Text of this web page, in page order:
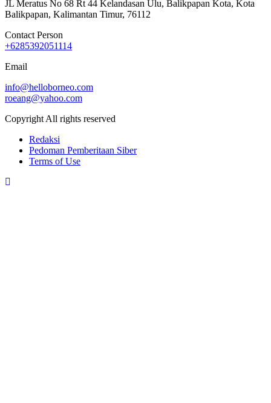
JL Meratus No 68 Rt 44 Kelandasan Ulu, Balikpapan Kota, Kota
Balikpapan, Kalimantan Timur, 76112
Contact Person
+6285392051114
Email
info@helloborneo.com
roeang@yahoo.com
Copyright All rights reserved
Redaksi
Pedoman Pemberitaan Siber
Terms of Use